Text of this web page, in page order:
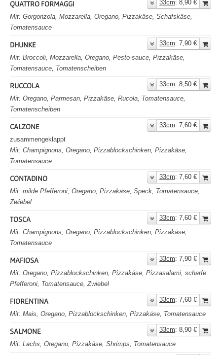
QUATTRO FORMAGGI 33cm: 8,90 €
Mit: Gorgonzola, Mozzarella, Oregano, Pizzakäse, Schafskäse,
Tomatensauce
DHUNKE 33cm: 7,90 €
Mit: Broccoli, Mozzarella, Oregano, Pesto-sauce, Pizzakäse,
Tomatensauce, Tomatenscheiben
RUCCOLA 33cm: 8,50 €
Mit: Oregano, Parmesan, Pizzakäse, Rucola, Tomatensauce,
Tomatenscheiben
CALZONE 33cm: 7,60 €
zusammengeklappt
Mit: Champignons, Oregano, Pizzablockschinken, Pizzakäse,
Tomatensauce
CONTADINO 33cm: 7,60 €
Mit: milde Pfefferoni, Oregano, Pizzakäse, Speck, Tomatensauce,
Zwiebel
TOSCA 33cm: 7,60 €
Mit: Champignons, Oregano, Pizzablockschinken, Pizzakäse,
Tomatensauce
MAFIOSA 33cm: 7,90 €
Mit: Oregano, Pizzablockschinken, Pizzakäse, Pizzasalami, scharfe
Pfefferoni, Tomatensauce, Zwiebel
FIORENTINA 33cm: 7,60 €
Mit: Mais, Oregano, Pizzablockschinken, Pizzakäse, Tomatensauce
SALMONE 33cm: 8,90 €
Mit: Lachs, Oregano, Pizzakäse, Shrimps, Tomatensauce